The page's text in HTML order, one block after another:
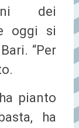
dei
oggi si
“Per
pianto
ha